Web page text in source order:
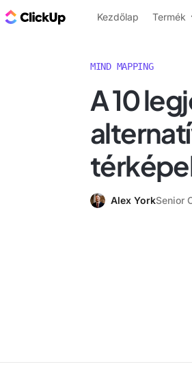
ClickUp blog
Kezdőlap Termék
MIND MAPPING
A 10
Alex YorkSenior